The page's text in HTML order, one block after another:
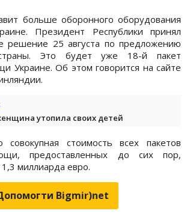
больше оборонного оборудования
Президент Республики принял
решение 25 августа по предложению
страны. Это будет уже 18-й пакет
Украине. Об этом говорится на сайте
утопила своих детей
совокупная стоимость всех пакетов
предоставленных до сих пор,
1,3 миллиарда евро.
Bigmir)net